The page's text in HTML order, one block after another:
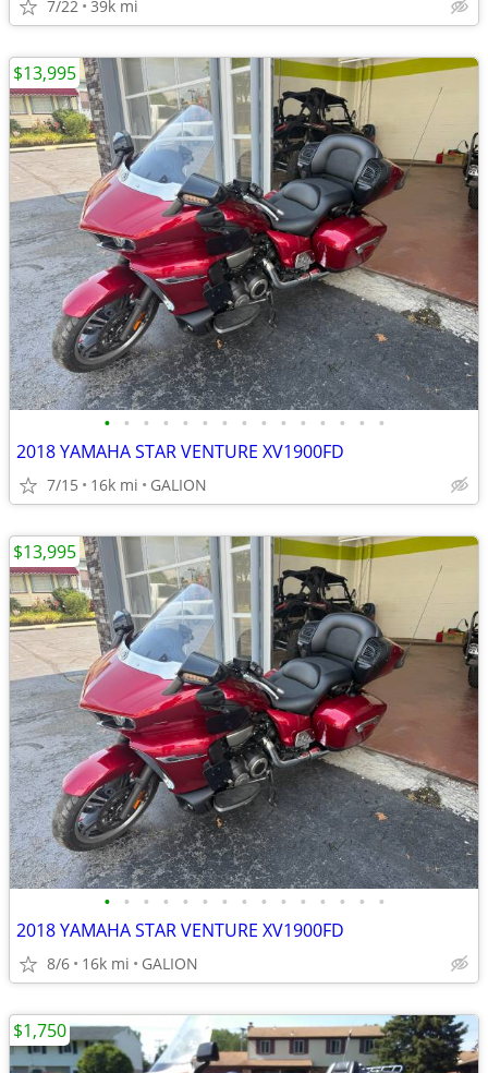
7/22 39k mi
• • • • • • • • • • • • • • •
2018 YAMAHA STAR VENTURE XV1900FD
7/15 16k mi GALION
$13,995
• • • • • • • • • • • • • • •
2018 YAMAHA STAR VENTURE XV1900FD
8/6 16k mi GALION
$13,995
$1,750